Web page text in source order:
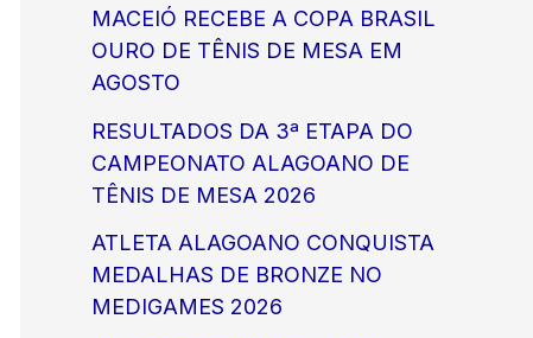
MACEIÓ RECEBE A COPA BRASIL
OURO DE TÊNIS DE MESA EM
AGOSTO
RESULTADOS DA 3ª ETAPA DO
CAMPEONATO ALAGOANO DE
TÊNIS DE MESA 2026
ATLETA ALAGOANO CONQUISTA
MEDALHAS DE BRONZE NO
MEDIGAMES 2026